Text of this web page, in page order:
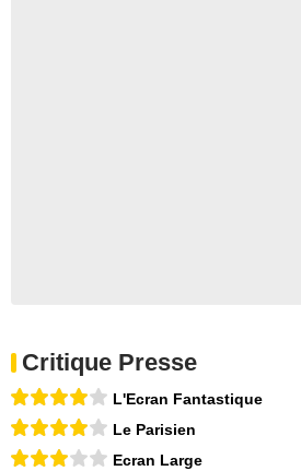
Critique Presse
L'Ecran Fantastique
Le Parisien
Ecran Large